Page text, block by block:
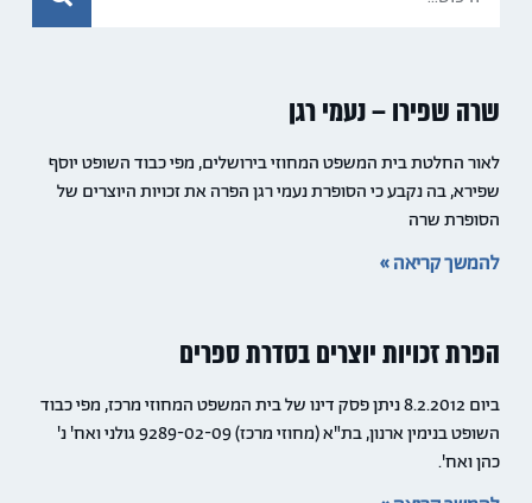
שרה שפירו – נעמי רגן
לאור החלטת בית המשפט המחוזי בירושלים, מפי כבוד השופט יוסף
שפירא, בה נקבע כי הסופרת נעמי רגן הפרה את זכויות היוצרים של
הסופרת שרה
להמשך קריאה »
הפרת זכויות יוצרים בסדרת ספרים
ביום 8.2.2012 ניתן פסק דינו של בית המשפט המחוזי מרכז, מפי כבוד
השופט בנימין ארנון, בת"א (מחוזי מרכז) 9289-02-09 גולני ואח' נ'
כהן ואח'.